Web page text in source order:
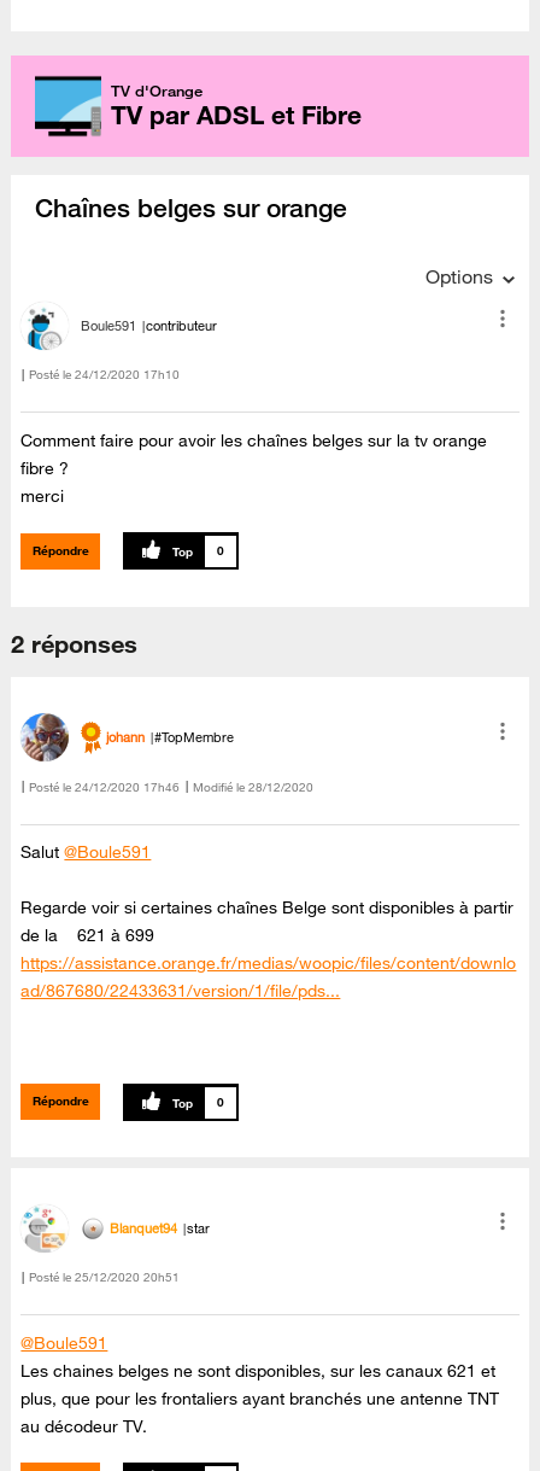
TV d'Orange
TV par ADSL et Fibre
Chaînes belges sur orange
Options
Boule591 contributeur
Posté le ‎24/12/2020 17h10
Comment faire pour avoir les chaînes belges sur la tv orange
fibre ?
merci
Répondre 0
2 réponses
johann #TopMembre
Posté le ‎24/12/2020 17h46 Modifié le 28/12/2020
Salut@Boule591
Regarde voir si certaines chaînes Belge sont disponibles à partir
de la 621 à 699
https://assistance.orange.fr/medias/woopic/files/content/downlo
ad/867680/22433631/version/1/file/pds...
Répondre 0
Blanquet94 star
Posté le ‎25/12/2020 20h51
@Boule591
Les chaines belges ne sont disponibles, sur les canaux 621 et
plus, que pour les frontaliers ayant branchés une antenne TNT
au décodeur TV.